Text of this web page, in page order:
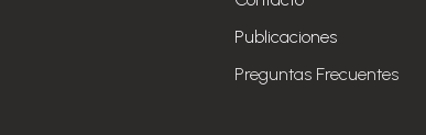
Publicaciones
Preguntas Frecuentes